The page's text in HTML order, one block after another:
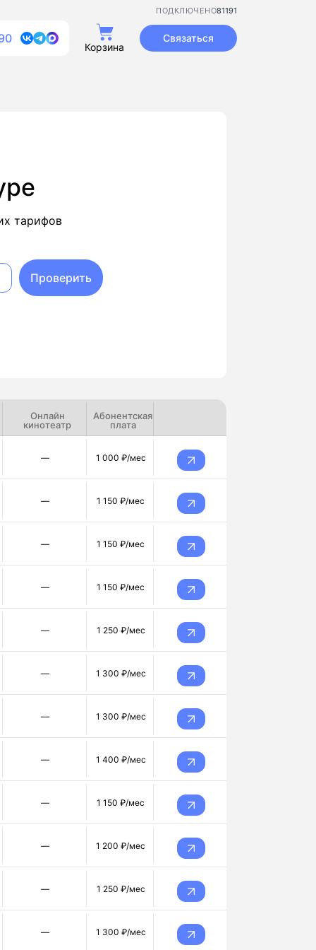
81191
ПОДКЛЮЧЕНО
Корзина
Связаться
тарифов
Проверить
Онлайн
кинотеатр
Абонентская
плата
— 1 000 ₽/мес
— 1 150 ₽/мес
— 1 150 ₽/мес
— 1 150 ₽/мес
— 1 250 ₽/мес
— 1 300 ₽/мес
— 1 300 ₽/мес
— 1 400 ₽/мес
— 1 150 ₽/мес
— 1 200 ₽/мес
— 1 250 ₽/мес
— 1 300 ₽/мес